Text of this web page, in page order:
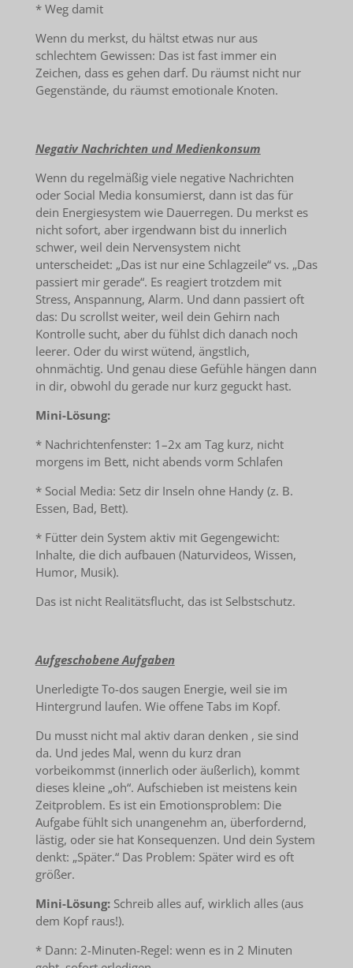
* Weg damit
Wenn du merkst, du hältst etwas nur aus
schlechtem Gewissen: Das ist fast immer ein
Zeichen, dass es gehen darf. Du räumst nicht nur
Gegenstände, du räumst emotionale Knoten.
Negativ Nachrichten und Medienkonsum
Wenn du regelmäßig viele negative Nachrichten
oder Social Media konsumierst, dann ist das für
dein Energiesystem wie Dauerregen. Du merkst es
nicht sofort, aber irgendwann bist du innerlich
schwer, weil dein Nervensystem nicht
unterscheidet: „Das ist nur eine Schlagzeile“ vs. „Das
passiert mir gerade“. Es reagiert trotzdem mit
Stress, Anspannung, Alarm. Und dann passiert oft
das: Du scrollst weiter, weil dein Gehirn nach
Kontrolle sucht, aber du fühlst dich danach noch
leerer. Oder du wirst wütend, ängstlich,
ohnmächtig. Und genau diese Gefühle hängen dann
in dir, obwohl du gerade nur kurz geguckt hast.
Mini-Lösung:
* Nachrichtenfenster: 1–2x am Tag kurz, nicht
morgens im Bett, nicht abends vorm Schlafen
* Social Media: Setz dir Inseln ohne Handy (z. B.
Essen, Bad, Bett).
* Fütter dein System aktiv mit Gegengewicht:
Inhalte, die dich aufbauen (Naturvideos, Wissen,
Humor, Musik).
Das ist nicht Realitätsflucht, das ist Selbstschutz.
Aufgeschobene Aufgaben
Unerledigte To-dos saugen Energie, weil sie im
Hintergrund laufen. Wie offene Tabs im Kopf.
Du musst nicht mal aktiv daran denken , sie sind
da. Und jedes Mal, wenn du kurz dran
vorbeikommst (innerlich oder äußerlich), kommt
dieses kleine „oh“. Aufschieben ist meistens kein
Zeitproblem. Es ist ein Emotionsproblem: Die
Aufgabe fühlt sich unangenehm an, überfordernd,
lästig, oder sie hat Konsequenzen. Und dein System
denkt: „Später.“ Das Problem: Später wird es oft
größer.
Mini-Lösung:Schreib alles auf, wirklich alles (aus
dem Kopf raus!).
* Dann: 2-Minuten-Regel: wenn es in 2 Minuten